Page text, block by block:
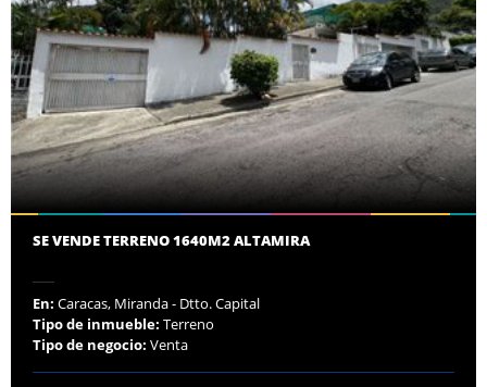
SE VENDE TERRENO 1640M2 ALTAMIRA
En: Caracas, Miranda - Dtto. Capital
Tipo de inmueble: Terreno
Tipo de negocio: Venta